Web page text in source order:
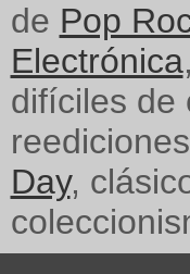
de Pop
Electrónica
difíciles de
Day,